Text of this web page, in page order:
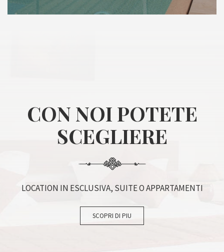
CON NOI POTETE
SCEGLIERE
LOCATION IN ESCLUSIVA, SUITE O APPARTAMENTI
SCOPRI DI PIU